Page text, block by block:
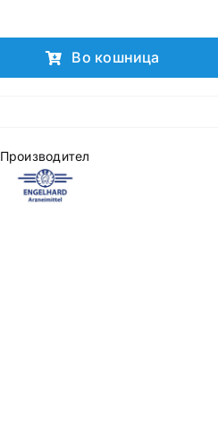
Во кошница
Производител